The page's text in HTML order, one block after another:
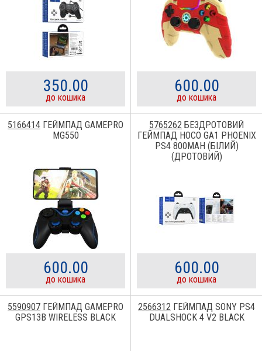
350.00
до кошика
600.00
до кошика
5166414 ГЕЙМПАД GAMEPRO
MG550
600.00
до кошика
5765262 БЕЗДРОТОВИЙ
ГЕЙМПАД HOCO GA1 PHOENIX
PS4 800MAH (БІЛИЙ)
(ДРОТОВИЙ)
600.00
до кошика
5590907 ГЕЙМПАД GAMEPRO
GPS13B WIRELESS BLACK
2566312 ГЕЙМПАД SONY PS4
DUALSHOCK 4 V2 BLACK